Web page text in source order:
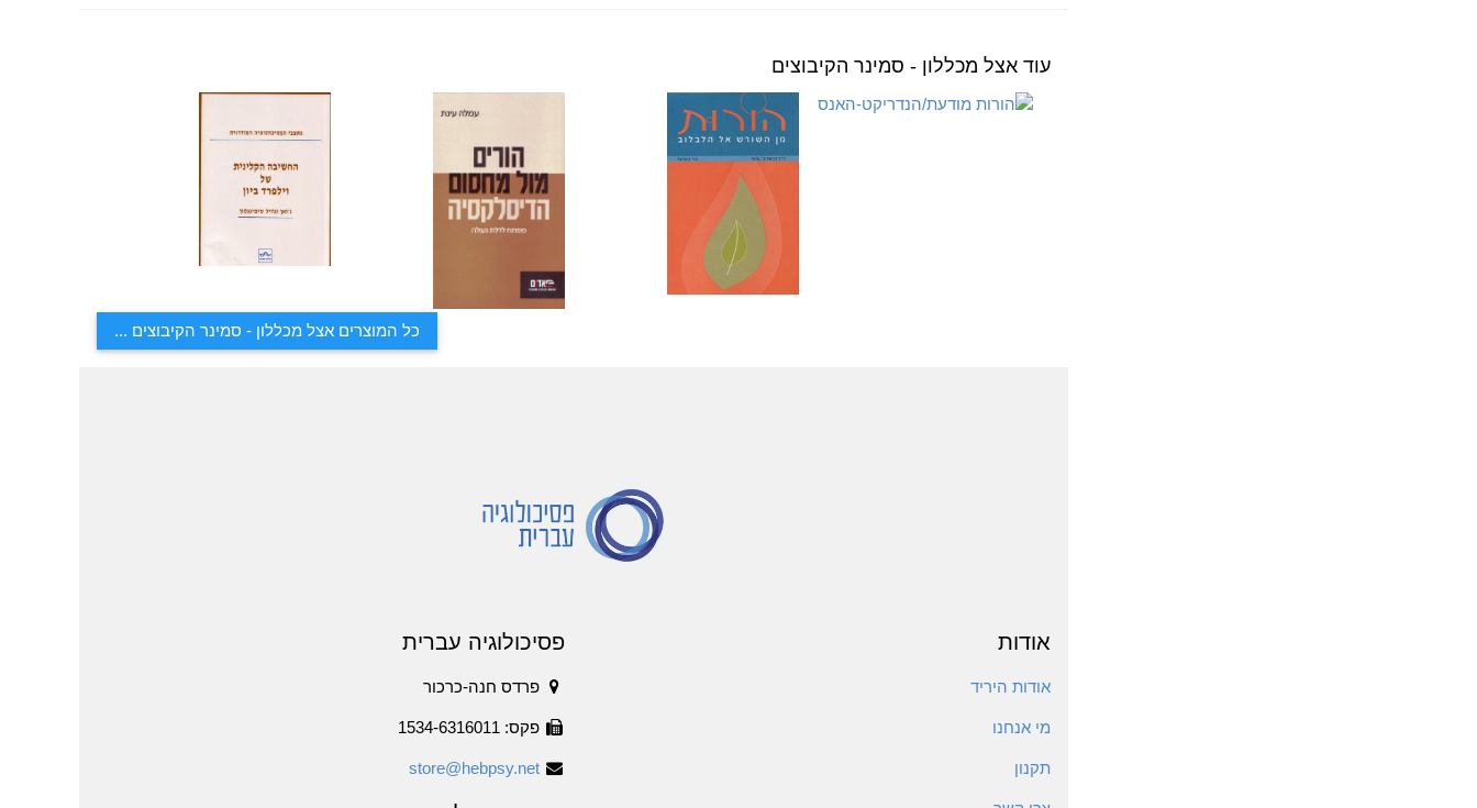
עוד אצל מכללון - סמינר הקיבוצים
כל המוצרים אצל מכללון - סמינר הקיבוצים ...
אודות
אודות היריד
מי אנחנו
תקנון
פסיכולוגיה עברית
פרדס חנה-כרכור
פקס: 1534-6316011
store@hebpsy.net